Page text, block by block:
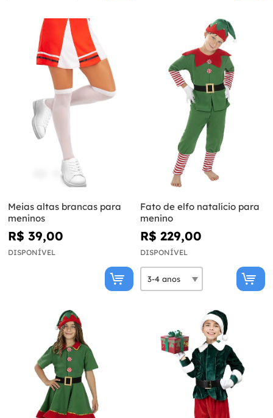
Meias altas brancas para
meninos
R$ 39,00
DISPONÍVEL
Fato de elfo natalício para
menino
R$ 229,00
DISPONÍVEL